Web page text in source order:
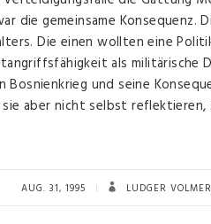
die gemeinsame Konsequenz.
Die einen wollten eine
als militärische
und seine
aber nicht selbst
AUG. 31, 1995 LUDGER VOLMER